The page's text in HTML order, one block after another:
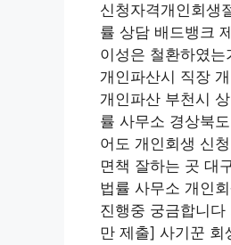
신청자격개인회생
률 상담 배드뱅크
이성은 철환하였는
개인파산시 직장
개인파산 부천시
률 사무소 경상북
어도 개인회생 신
면책 잘하는 곳 대
법률 사무소 개인
진행중 궁금합니
만 제출] 사기꾼 회